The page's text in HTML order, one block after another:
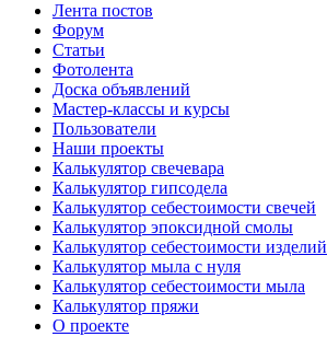
Лента постов
Форум
Статьи
Фотолента
Доска объявлений
Мастер-классы и курсы
Пользователи
Наши проекты
Калькулятор свечевара
Калькулятор гипсодела
Калькулятор себестоимости свечей
Калькулятор эпоксидной смолы
Калькулятор себестоимости изделий
Калькулятор мыла с нуля
Калькулятор себестоимости мыла
Калькулятор пряжи
О проекте